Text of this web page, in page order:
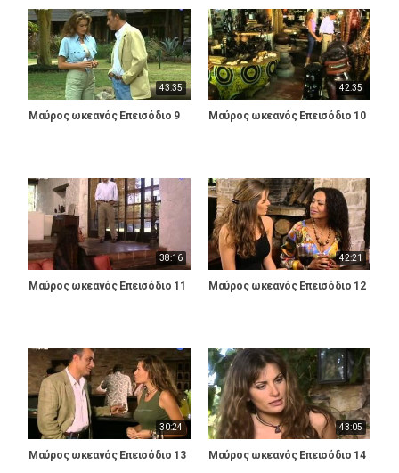
43:35
Μαύρος ωκεανός Επεισόδιο 9
42:35
Μαύρος ωκεανός Επεισόδιο 10
38:16
Μαύρος ωκεανός Επεισόδιο 11
42:21
Μαύρος ωκεανός Επεισόδιο 12
30:24
Μαύρος ωκεανός Επεισόδιο 13
43:05
Μαύρος ωκεανός Επεισόδιο 14